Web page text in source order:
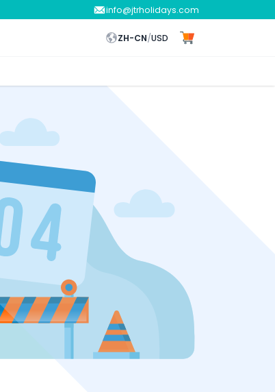
info@jtrholidays.com
ZH-CN/USD